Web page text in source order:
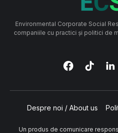
Environmental Corporate Social
companiile cu practici și politici de
Despre noi / About us
Un produs de comunicare